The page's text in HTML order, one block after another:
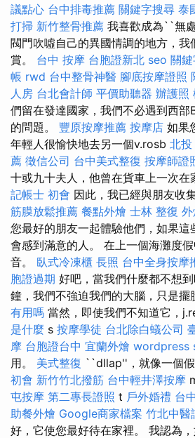
議點心 台中排毒推薦 關鍵字搜尋 泰
打掃 新竹整骨推薦 我喜歡成為``無
閥門吹噓自己的異國情調的地方，我
賞。 台中 按摩 台胞證新北 seo 關
帳 rwd 台中整骨神醫 腳底按摩證照
人房 台北會計師 平價助聽器 辦護照
們留在發達國家，我們不必遇到西
的問題。 豐原按摩推薦 按摩店 如果
年輕人很愉快地去另一個v.rosb 北
薦 徵信公司 台中美式整復 按摩師證
十或九十夫人，他曾在貨車上一次在
記帳士 初會 因此，我已經與朋友收
筋膜放鬆推薦 餐點外燴 士林 整復
您最好的朋友一起體驗他們，如果這
會感到滿意的人。 在上一個海灘度
音。 臥式冷凍櫃 長照 台中全身按摩
胞證過期 好吧，當我們什麼都不想
鐘，我們不強迫我們的大腦，只是擺
有用嗎 當然，即使我們不知道它，
是什麼 s 按摩學徒 台北除白蟻公司
摩 台胞證台中 宜蘭外燴 wordpress
用。 美式整復 ``dllap''，就像一個
初會 新竹竹北撥筋 台中輕井澤按摩
屯按摩 第二專長證照 t 戶外婚禮 台
助餐外燴 Google商家檔案 竹北中醫
好，它使您最好待在家裡。 我認為